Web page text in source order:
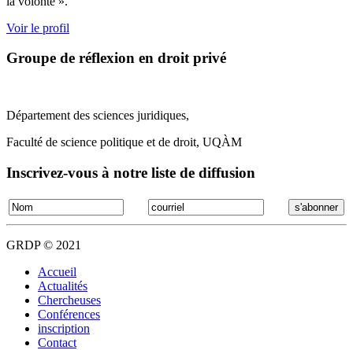
Voir le profil
Groupe de réflexion en droit privé
Département des sciences juridiques,
Faculté de science politique et de droit, UQÀM
Inscrivez-vous à notre liste de diffusion
GRDP © 2021
Accueil
Actualités
Chercheuses
Conférences
inscription
Contact